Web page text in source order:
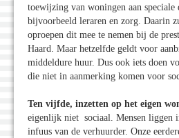
toewijzing van woningen aan speciale
bijvoorbeeld leraren en zorg. Daarin
oproepen dit mee te nemen bij de
Haard. Maar hetzelfde geldt voor
middeldure huur. Dus ook iets doen
die niet in aanmerking komen voor
Ten vijfde, inzetten op het eigen
eigenlijk niet sociaal. Mensen liggen
infuus van de verhuurder. Onze